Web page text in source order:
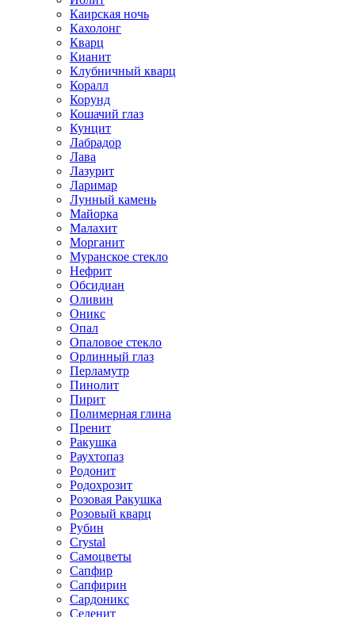
Каирская ночь
Кахолонг
Кварц
Кианит
Клубничный кварц
Коралл
Корунд
Кошачий глаз
Кунцит
Лабрадор
Лава
Лазурит
Ларимар
Лунный камень
Майорка
Малахит
Морганит
Муранское стекло
Нефрит
Обсидиан
Оливин
Оникс
Опал
Опаловое стекло
Орлинный глаз
Перламутр
Пинолит
Пирит
Полимерная глина
Пренит
Ракушка
Раухтопаз
Родонит
Родохрозит
Розовая Ракушка
Розовый кварц
Рубин
Сrystal
Самоцветы
Сапфир
Сапфирин
Сардоникс
Селенит